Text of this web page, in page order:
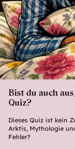
Bist du auch
Quiz?
Dieses Quiz ist kein
Arktis, Mythologie
Fehler?